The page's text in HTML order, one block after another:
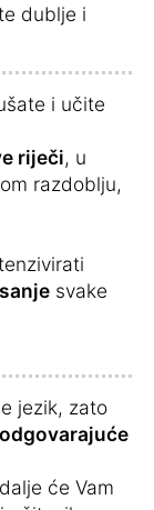
dublje i
i učite
riječi, u
razdoblju,
svake
jezik, zato
odgovarajuće
će Vam